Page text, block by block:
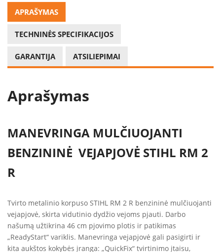
APRAŠYMAS
TECHNINĖS SPECIFIKACIJOS
GARANTIJA ATSILIEPIMAI
Aprašymas
MANEVRINGA MULČIUOJANTI
BENZININĖ VEJAPJOVĖ STIHL RM 2
R
Tvirto metalinio korpuso STIHL RM 2 R benzininė mulčiuojanti
vejapjovė, skirta vidutinio dydžio vejoms pjauti. Darbo
našumą užtikrina 46 cm pjovimo plotis ir patikimas
„ReadyStart“ variklis. Manevringa vejapjovė gali pasigirti ir
kita aukštos kokybės įranga: „QuickFix“ tvirtinimo įtaisu,